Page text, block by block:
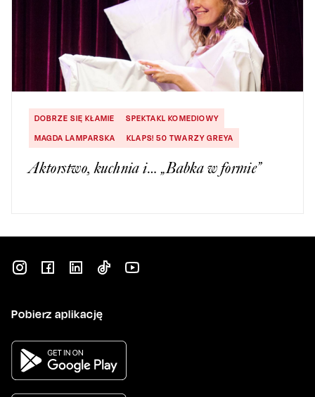
DOBRZE SIĘ KŁAMIE
SPEKTAKL KOMEDIOWY
MAGDA LAMPARSKA
KLAPS! 50 TWARZY GREYA
Aktorstwo, kuchnia i… „Babka w formie”
Pobierz aplikację